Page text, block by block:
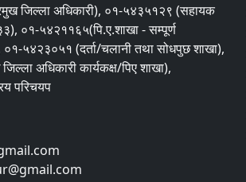
जिल्ला अधिकारी), ०१-५४३५१२९ (सहायक
०१-५४२११६५(पि.ए.शाखा - सम्पूर्ण
०१-५४२३०५१ (दर्ता/चलानी तथा सोधपुछ शाखा),
अधिकारी कार्यकक्ष/पिए शाखा),
परिचयप